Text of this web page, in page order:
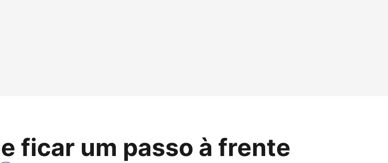
ficar um passo à frente